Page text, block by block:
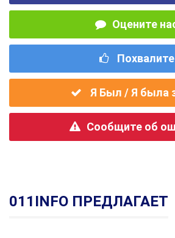
Оцените
Похвалите
Я Был / Я была
Сообщите об
011INFO ПРЕДЛАГАЕТ